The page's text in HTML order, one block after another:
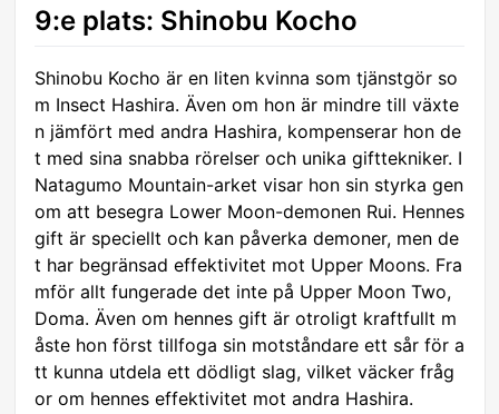
9:e plats: Shinobu Kocho
Shinobu Kocho är en liten kvinna som tjänstgör so
m Insect Hashira. Även om hon är mindre till växte
n jämfört med andra Hashira, kompenserar hon de
t med sina snabba rörelser och unika gifttekniker. I
Natagumo Mountain-arket visar hon sin styrka gen
om att besegra Lower Moon-demonen Rui. Hennes
gift är speciellt och kan påverka demoner, men de
t har begränsad effektivitet mot Upper Moons. Fra
mför allt fungerade det inte på Upper Moon Two,
Doma. Även om hennes gift är otroligt kraftfullt m
åste hon först tillfoga sin motståndare ett sår för a
tt kunna utdela ett dödligt slag, vilket väcker fråg
or om hennes effektivitet mot andra Hashira.